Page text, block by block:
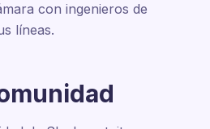
con ingenieros de
líneas.